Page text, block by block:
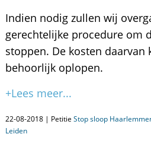
Indien nodig zullen wij
gerechtelijke procedure om
stoppen. De kosten daarvan
behoorlijk oplopen.
+Lees meer...
22-08-2018 | Petitie Stop sloop
Leiden